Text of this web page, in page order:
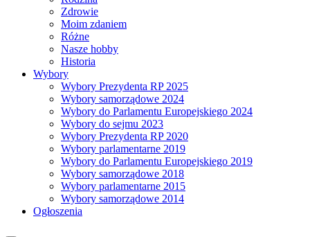
Zdrowie
Moim zdaniem
Różne
Nasze hobby
Historia
Wybory
Wybory Prezydenta RP 2025
Wybory samorządowe 2024
Wybory do Parlamentu Europejskiego 2024
Wybory do sejmu 2023
Wybory Prezydenta RP 2020
Wybory parlamentarne 2019
Wybory do Parlamentu Europejskiego 2019
Wybory samorządowe 2018
Wybory parlamentarne 2015
Wybory samorządowe 2014
Ogłoszenia